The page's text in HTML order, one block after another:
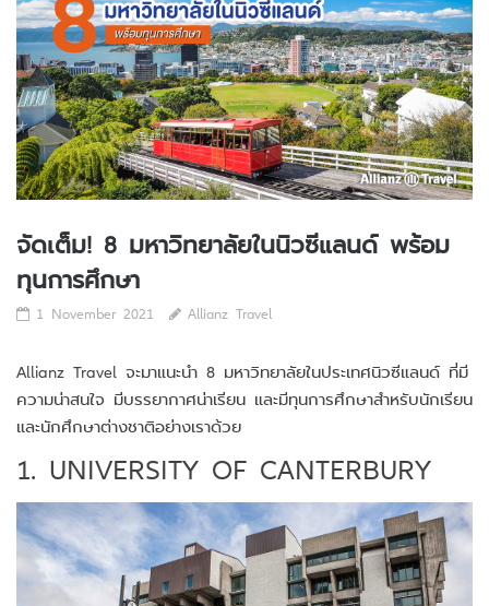
จัดเต็ม! 8 มหาวิทยาลัยในนิวซีแลนด์ พร้อม
ทุนการศึกษา
1 November 2021 Allianz Travel
Allianz Travel จะมาแนะนำ 8 มหาวิทยาลัยในประเทศนิวซีแลนด์ ที่มี
ความน่าสนใจ มีบรรยากาศน่าเรียน และมีทุนการศึกษาสำหรับนักเรียน
และนักศึกษาต่างชาติอย่างเราด้วย
1. UNIVERSITY OF CANTERBURY